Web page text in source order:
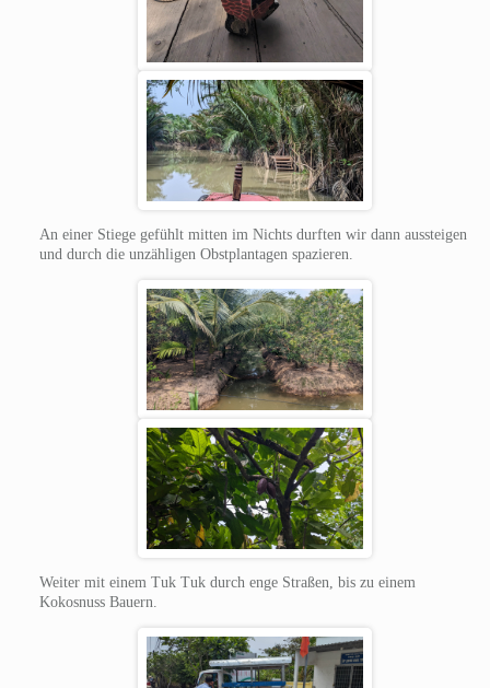
An einer Stiege gefühlt mitten im Nichts durften wir dann aussteigen
und durch die unzähligen Obstplantagen spazieren.
Weiter mit einem Tuk Tuk durch enge Straßen, bis zu einem
Kokosnuss Bauern.